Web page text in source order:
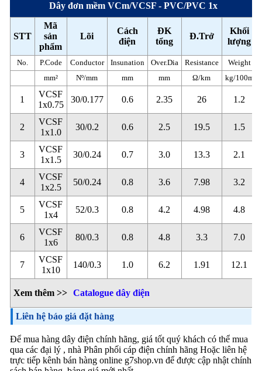
Dây đơn mềm VCm/VCSF - PVC/PVC 1x
STT
Mã
sản
phẩm
Lõi
Cách
điện
ĐK
tổng
Đ.Trở
Khối
lượng
No. P.Code Conductor Insunation Over.Dia Resistance
Weight
mm²
Nº/mm mm mm Ω/km kg/100m
1
VCSF
1x0.75
30/0.177 0.6 2.35 26 1.2
2
VCSF
1x1.0
30/0.2 0.6 2.5 19.5 1.5
3
VCSF
1x1.5
30/0.24 0.7 3.0 13.3 2.1
4
VCSF
1x2.5
50/0.24 0.8 3.6 7.98 3.2
5
VCSF
1x4
52/0.3 0.8 4.2 4.98 4.8
6
VCSF
1x6
80/0.3 0.8 4.8 3.3 7.0
7
VCSF
1x10
140/0.3 1.0 6.2 1.91 12.1
Xem thêm >> Catalogue dây điện
Liên hệ báo giá đặt hàng
Để mua hàng dây điện chính hãng, giá tốt quý khách có thể mua
qua các đại lý , nhà Phân phối cáp điện chính hãng Hoặc liên hệ
trực tiếp kênh bán hàng online g7shop.vn để được cập nhật chính